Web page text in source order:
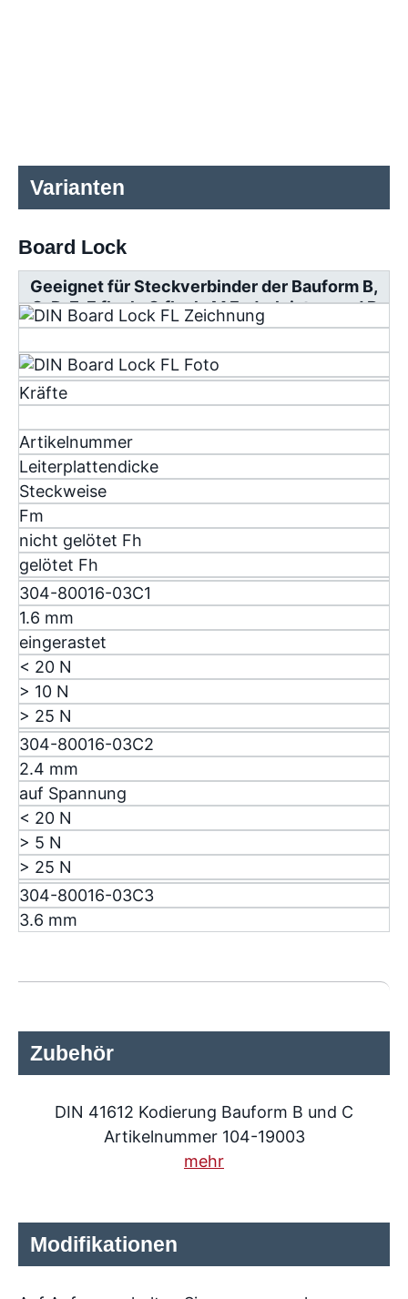
Varianten
Board Lock
Geeignet für Steckverbinder der Bauform B,
C, D, E, F flach, G flach, M Federleisten und R
Messerleisten
Kräfte
Artikelnummer
Leiterplattendicke
Steckweise
Fm
nicht gelötet Fh
gelötet Fh
304-80016-03C1
1.6 mm
eingerastet
< 20 N
> 10 N
> 25 N
304-80016-03C2
2.4 mm
auf Spannung
< 20 N
> 5 N
> 25 N
304-80016-03C3
3.6 mm
Zubehör
DIN 41612 Kodierung Bauform B und C
Artikelnummer 104-19003
mehr
Modifikationen